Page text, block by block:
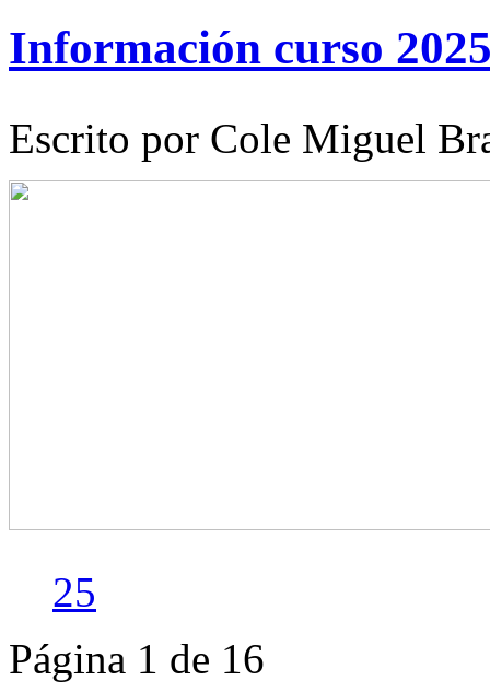
Información curso
Escrito por Cole Miguel
25
Página 1 de 16